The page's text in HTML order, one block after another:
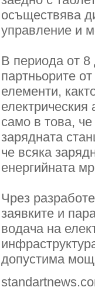
осъществява
управление и
В периода от
партньорите
елементи,
само в това,
зарядната
че всяка
енергийната
Чрез
заявките и
водача на
допустима